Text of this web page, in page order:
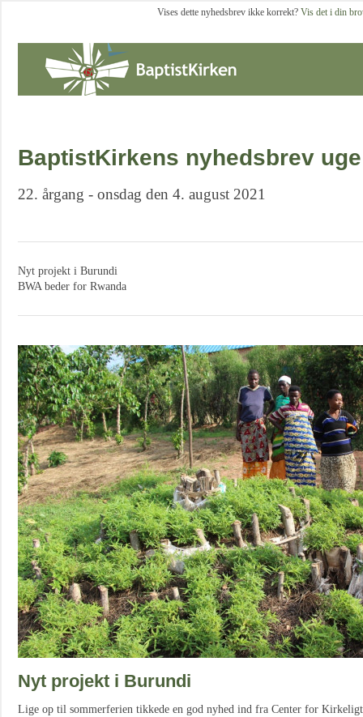
Vises dette nyhedsbrev ikke korrekt? Vis det i din
BaptistKirkens nyhedsbrev
22. årgang - onsdag den 4. august 2021
Nyt projekt i Burundi
BWA beder for Rwanda
Nyt projekt i Burundi
Lige op til sommerferien tikkede en god nyhed ind fra Center for